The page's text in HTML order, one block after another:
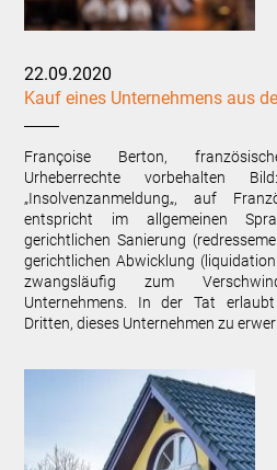
22.09.2020
Kauf eines Unternehmens aus
Françoise Berton,
Urheberrechte vorbehalten
„Insolvenzanmeldung„, auf
entspricht im allgemeinen
gerichtlichen Sanierung
gerichtlichen Abwicklung
zwangsläufig zum
Unternehmens. In der Tat
Dritten, dieses Unternehmen zu